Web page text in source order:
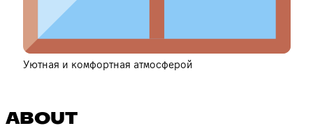
Уютная и комфортная атмосферой
ABOUT